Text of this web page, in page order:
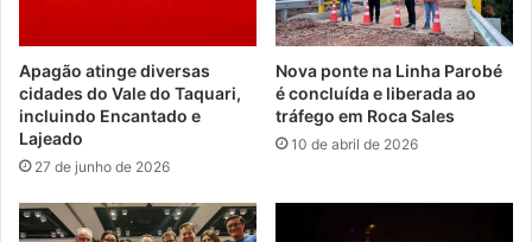
Apagão atinge diversas
cidades do Vale do Taquari,
incluindo Encantado e
Lajeado
27 de junho de 2026
Nova ponte na Linha Parobé
é concluída e liberada ao
tráfego em Roca Sales
10 de abril de 2026